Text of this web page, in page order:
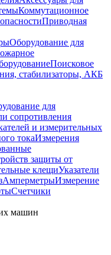
Коммутационное
Приводная
Оборудование для
Поисковое
стабилизаторы, АКБ
для
сопротивления
и измерительных
токаИзмерения
защиты от
клещиУказатели
АмперметрыИзмерение
Счетчики
машин